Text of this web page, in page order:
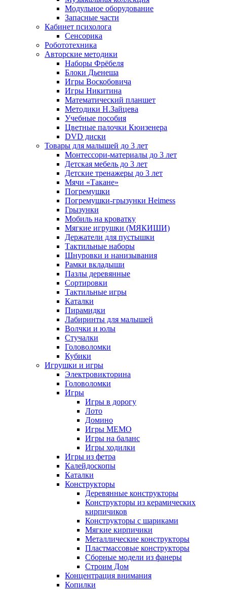
Модульное оборудование
Запасные части
Кабинет психолога
Сенсорика
Робототехника
Авторские методики
Наборы Фрёбеля
Блоки Дьенеша
Игры Воскобовича
Игры Никитина
Математический планшет
Методики Н.Зайцева
Учебные пособия
Цветные палочки Кюизенера
DVD диски
Товары для малышей до 3 лет
Монтессори-материалы до 3 лет
Детская мебель до 3 лет
Детские тренажеры до 3 лет
Мячи «Такане»
Погремушки
Погремушки-грызунки Heimess
Грызунки
Мобиль на кроватку
Мягкие игрушки (МЯКИШИ)
Держатели для пустышки
Тактильные наборы
Шнуровки и нанизывания
Рамки вкладыши
Пазлы деревянные
Сортировки
Тактильные игры
Каталки
Пирамидки
Лабиринты для малышей
Волчки и юлы
Стучалки
Головоломки
Кубики
Игрушки и игры
Электровикторина
Головоломки
Игры
Игры в дорогу
Лото
Домино
Игры МЕМО
Игры на баланс
Игры ходилки
Игры из фетра
Калейдоскопы
Каталки
Конструкторы
Деревянные конструкторы
Конструкторы из керамических
кирпичиков
Конструкторы с шариками
Мягкие кирпичики
Металлические конструкторы
Пластмассовые конструкторы
Сборные модели из фанеры
Строим Дом
Концентрация внимания
Копилки